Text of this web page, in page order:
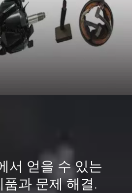
서 얻을 수 있는
과 문제 해결.